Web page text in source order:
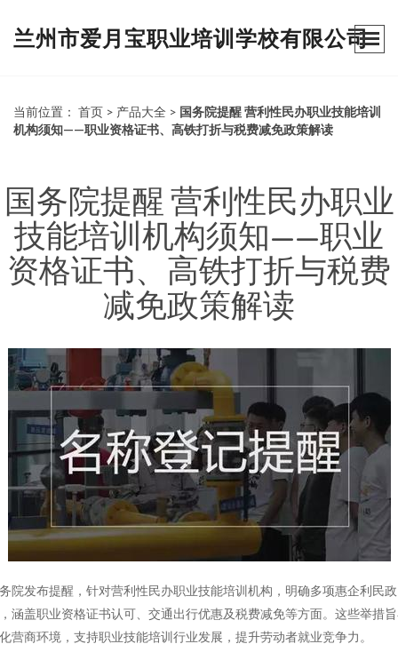
兰州市爱月宝职业培训学校有限公司
当前位置： 首页 > 产品大全 > 国务院提醒 营利性民办职业技能培训
机构须知——职业资格证书、高铁打折与税费减免政策解读
国务院提醒 营利性民办职业
技能培训机构须知——职业
资格证书、高铁打折与税费
减免政策解读
院发布提醒，针对营利性民办职业技能培训机构，明确多项惠企利民政
涵盖职业资格证书认可、交通出行优惠及税费减免等方面。这些举措
营商环境，支持职业技能培训行业发展，提升劳动者就业竞争力。